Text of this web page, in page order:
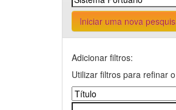
Iniciar uma nova
Adicionar filtros:
Utilizar filtros para refinar